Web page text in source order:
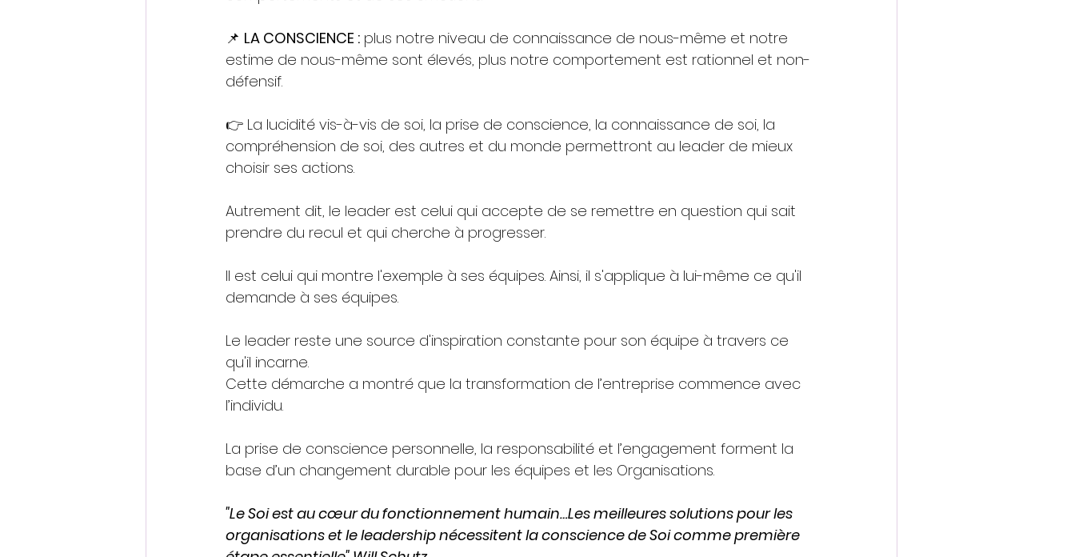
📌 LA CONSCIENCE : plus notre niveau de connaissance de nous-même et notre
estime de nous-même sont élevés, plus notre comportement est rationnel et non-
défensif.
👉 La lucidité vis-à-vis de soi, la prise de conscience, la connaissance de soi, la
compréhension de soi, des autres et du monde permettront au leader de mieux
choisir ses actions.
Autrement dit, le leader est celui qui accepte de se remettre en question qui sait
prendre du recul et qui cherche à progresser.
Il est celui qui montre l'exemple à ses équipes. Ainsi, il s'applique à lui-même ce qu'il
demande à ses équipes.
Le leader reste une source d'inspiration constante pour son équipe à travers ce
qu'il incarne.
Cette démarche a montré que la transformation de l’entreprise commence avec
l’individu.
La prise de conscience personnelle, la responsabilité et l’engagement forment la
base d’un changement durable pour les équipes et les Organisations.
"Le Soi est au cœur du fonctionnement humain…Les meilleures solutions pour les
organisations et le leadership nécessitent la conscience de Soi comme première